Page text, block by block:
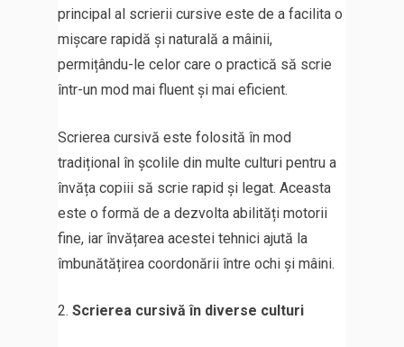
principal al scrierii cursive este de a facilita o
mișcare rapidă și naturală a mâinii,
permițându-le celor care o practică să scrie
într-un mod mai fluent și mai eficient.
Scrierea cursivă este folosită în mod
tradițional în școlile din multe culturi pentru a
învăța copiii să scrie rapid și legat. Aceasta
este o formă de a dezvolta abilități motorii
fine, iar învățarea acestei tehnici ajută la
îmbunătățirea coordonării între ochi și mâini.
Scrierea cursivă în diverse culturi